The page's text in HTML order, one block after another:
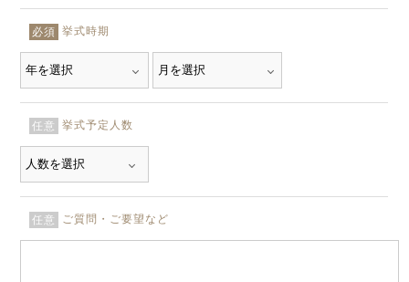
必須 挙式時期
任意 挙式予定人数
任意 ご質問・ご要望など